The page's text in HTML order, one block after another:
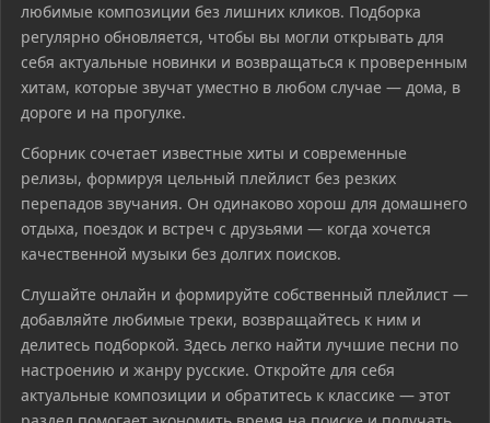
любимые композиции без лишних кликов. Подборка
регулярно обновляется, чтобы вы могли открывать для
себя актуальные новинки и возвращаться к проверенным
хитам, которые звучат уместно в любом случае — дома, в
дороге и на прогулке.
Сборник сочетает известные хиты и современные
релизы, формируя цельный плейлист без резких
перепадов звучания. Он одинаково хорош для домашнего
отдыха, поездок и встреч с друзьями — когда хочется
качественной музыки без долгих поисков.
Слушайте онлайн и формируйте собственный плейлист —
добавляйте любимые треки, возвращайтесь к ним и
делитесь подборкой. Здесь легко найти лучшие песни по
настроению и жанру русские. Откройте для себя
актуальные композиции и обратитесь к классике — этот